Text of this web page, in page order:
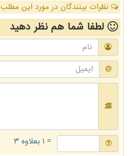
نظرات بینندگان در مورد این مطلب
لطفا شما همنظر دهید
= ۱ بعلاوه ۳